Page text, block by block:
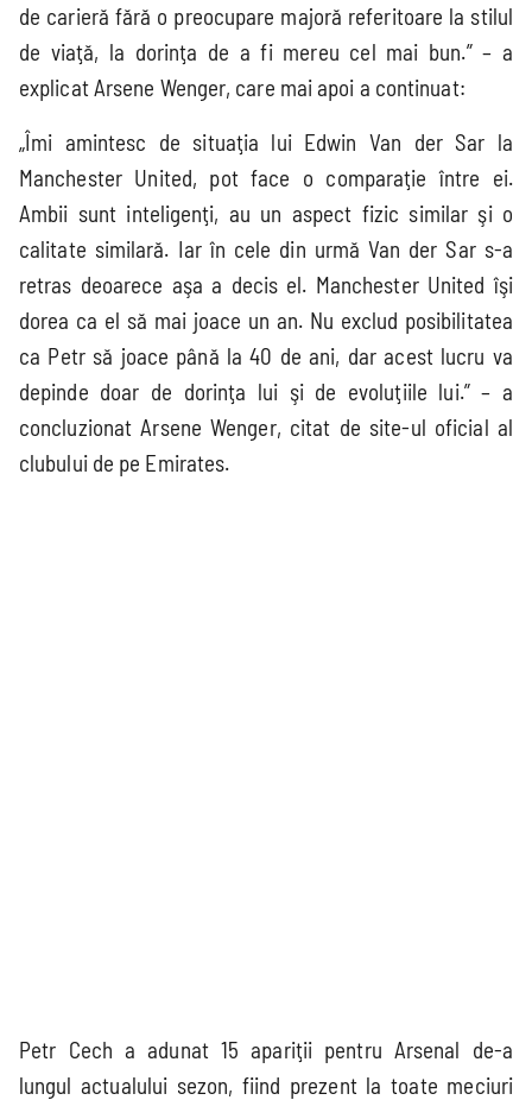
de carieră fără o preocupare majoră referitoare la stilul
de viaţă, la dorinţa de a fi mereu cel mai bun.” – a
explicat Arsene Wenger, care mai apoi a continuat:
„Îmi amintesc de situaţia lui Edwin Van der Sar la
Manchester United, pot face o comparaţie între ei.
Ambii sunt inteligenţi, au un aspect fizic similar şi o
calitate similară. Iar în cele din urmă Van der Sar s-a
retras deoarece aşa a decis el. Manchester United îşi
dorea ca el să mai joace un an. Nu exclud posibilitatea
ca Petr să joace până la 40 de ani, dar acest lucru va
depinde doar de dorinţa lui şi de evoluţiile lui.” – a
concluzionat Arsene Wenger, citat de site-ul oficial al
clubului de pe Emirates.
Petr Cech a adunat 15 apariţii pentru Arsenal de-a
lungul actualului sezon, fiind prezent la toate meciuri